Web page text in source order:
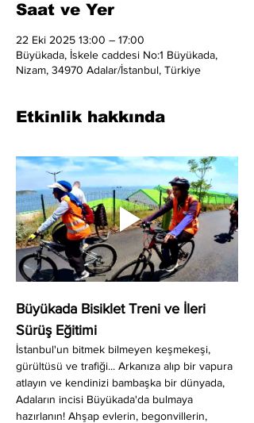
Saat ve Yer
22 Eki 2025 13:00 – 17:00
Büyükada, İskele caddesi No:1 Büyükada,
Nizam, 34970 Adalar/İstanbul, Türkiye
Etkinlik hakkında
Büyükada Bisiklet Treni ve İleri
Sürüş Eğitimi
İstanbul'un bitmek bilmeyen keşmekeşi,
gürültüsü ve trafiği... Arkanıza alıp bir vapura
atlayın ve kendinizi bambaşka bir dünyada,
Adaların incisi Büyükada'da bulmaya
hazırlanın! Ahşap evlerin, begonvillerin,